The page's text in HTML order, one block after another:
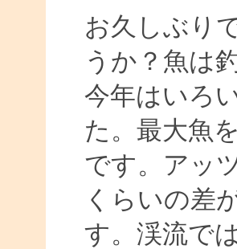
お久しぶり
うか？魚は
今年はいろ
た。最大魚
です。アッ
くらいの差
す。渓流で